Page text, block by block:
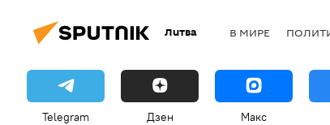
Литва В МИРЕ
Telegram Дзен Макс